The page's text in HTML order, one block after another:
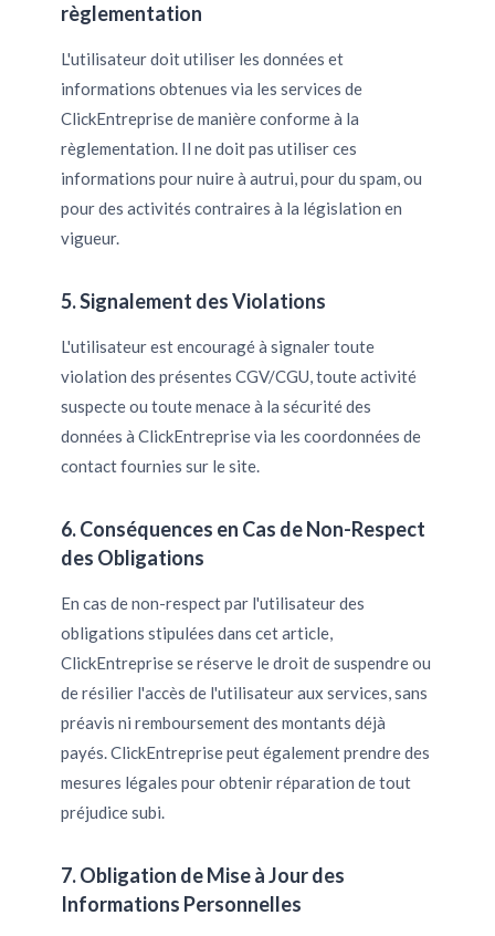
règlementation
L'utilisateur doit utiliser les données et
informations obtenues via les services de
ClickEntreprise de manière conforme à la
règlementation. Il ne doit pas utiliser ces
informations pour nuire à autrui, pour du spam, ou
pour des activités contraires à la législation en
vigueur.
5. Signalement des Violations
L'utilisateur est encouragé à signaler toute
violation des présentes CGV/CGU, toute activité
suspecte ou toute menace à la sécurité des
données à ClickEntreprise via les coordonnées de
contact fournies sur le site.
6. Conséquences en Cas de Non-Respect
des Obligations
En cas de non-respect par l'utilisateur des
obligations stipulées dans cet article,
ClickEntreprise se réserve le droit de suspendre ou
de résilier l'accès de l'utilisateur aux services, sans
préavis ni remboursement des montants déjà
payés. ClickEntreprise peut également prendre des
mesures légales pour obtenir réparation de tout
préjudice subi.
7. Obligation de Mise à Jour des
Informations Personnelles